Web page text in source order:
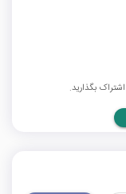
بگذارید.